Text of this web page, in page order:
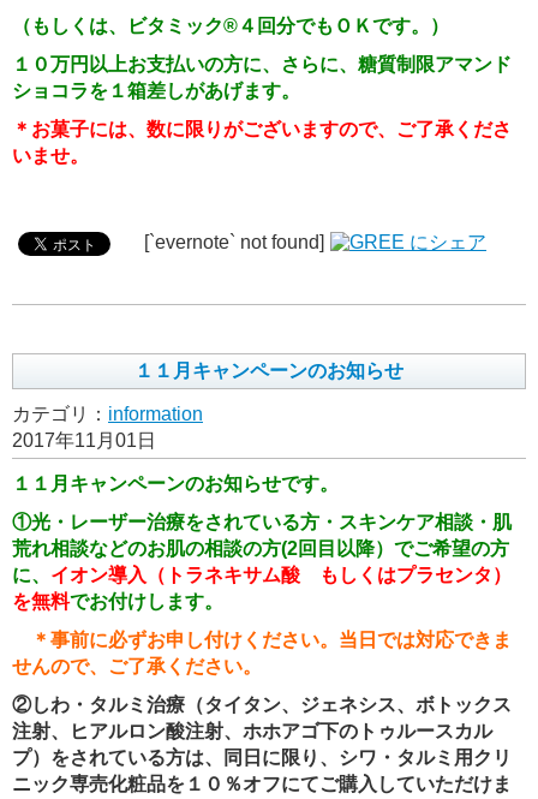
（もしくは、ビタミック®４回分でもＯＫです。）
１０万円以上お支払いの方に、さらに、糖質制限アマンド
ショコラを１箱差しがあげます。
＊お菓子には、数に限りがございますので、ご了承くださ
いませ。
[`evernote` not found]
１１月キャンペーンのお知らせ
カテゴリ： information
2017年11月01日
１１月キャンペーンのお知らせです。
①光・レーザー治療をされている方・スキンケア相談・肌
荒れ相談などのお肌の相談の方(2回目以降） でご希望の方
に、 イオン導入（トラネキサム酸 もしくはプラセンタ）
を無料でお付けします。
＊事前に必ずお申し付けください。当日では対応できま
せんので、ご了承ください。
②しわ・タルミ治療（タイタン、ジェネシス、ボトックス
注射、ヒアルロン酸注射、ホホアゴ下のトゥルースカル
プ）をされている方は、同日に限り、シワ・タルミ用クリ
ニック専売化粧品を１０％オフにてご購入していただけま